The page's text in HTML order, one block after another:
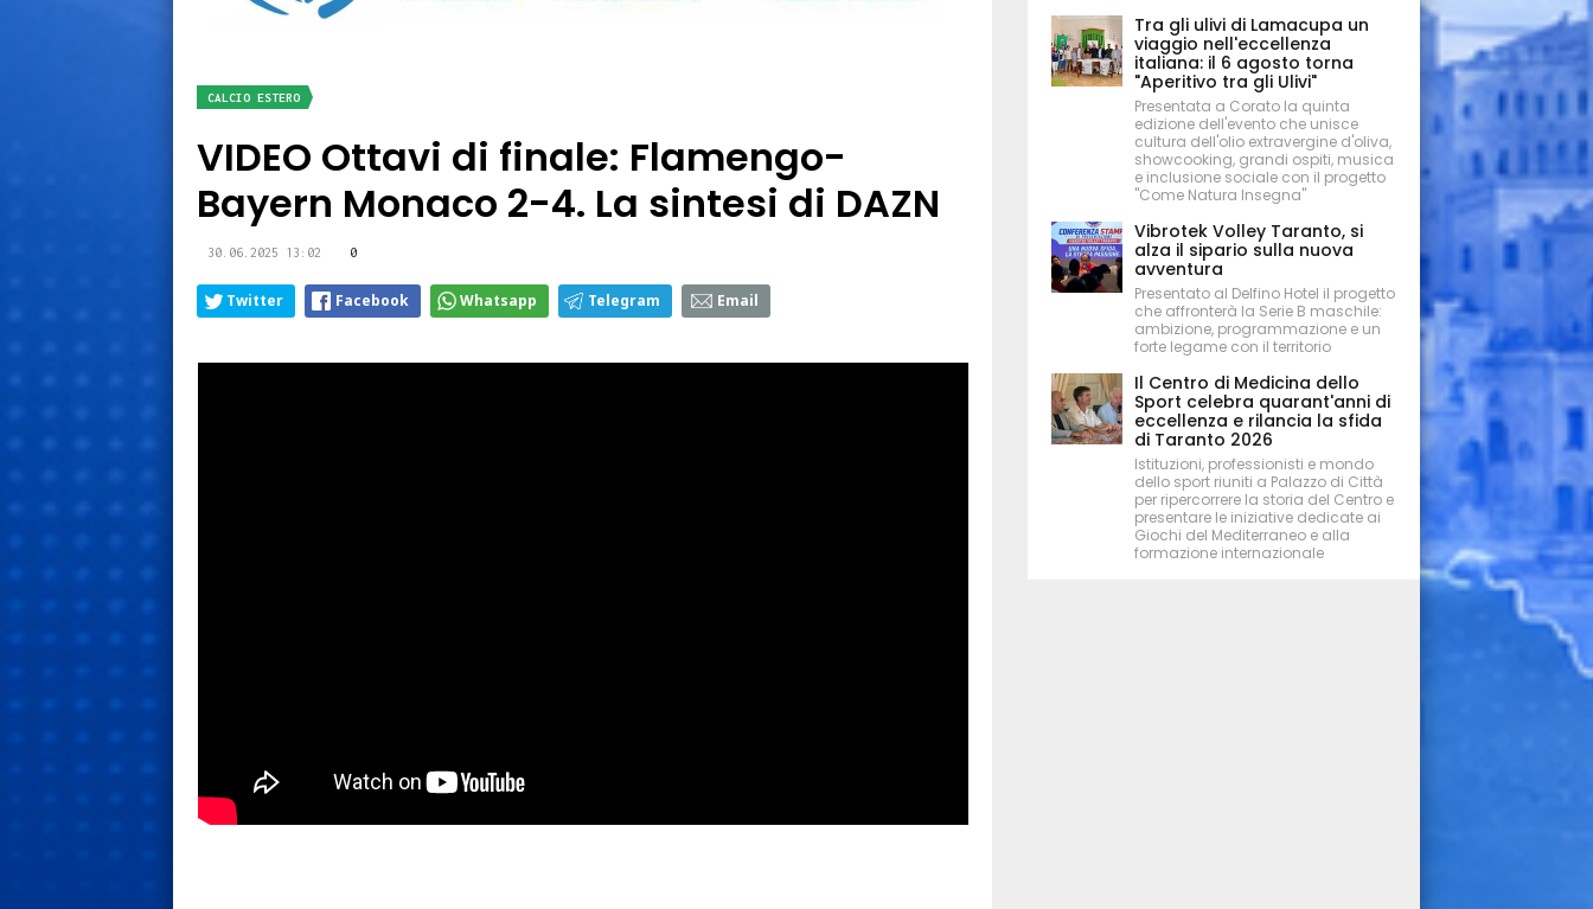
CALCIO ESTERO
VIDEO Ottavi di finale: Flamengo-
Bayern Monaco 2-4. La sintesi di DAZN
30.06.2025 13:02 0
Twitter Facebook Whatsapp Telegram Email
Tra gli ulivi di Lamacupa un
viaggio nell'eccellenza
italiana: il 6 agosto torna
"Aperitivo tra gli Ulivi"
Presentata a Corato la quinta
edizione dell'evento che unisce
cultura dell'olio extravergine d'oliva,
showcooking, grandi ospiti, musica
e inclusione sociale con il progetto
"Come Natura Insegna"
Vibrotek Volley Taranto, si
alza il sipario sulla nuova
avventura
Presentato al Delfino Hotel il progetto
che affronterà la Serie B maschile:
ambizione, programmazione e un
forte legame con il territorio
Il Centro di Medicina dello
Sport celebra quarant'anni di
eccellenza e rilancia la sfida
di Taranto 2026
Istituzioni, professionisti e mondo
dello sport riuniti a Palazzo di Città
per ripercorrere la storia del Centro e
presentare le iniziative dedicate ai
Giochi del Mediterraneo e alla
formazione internazionale